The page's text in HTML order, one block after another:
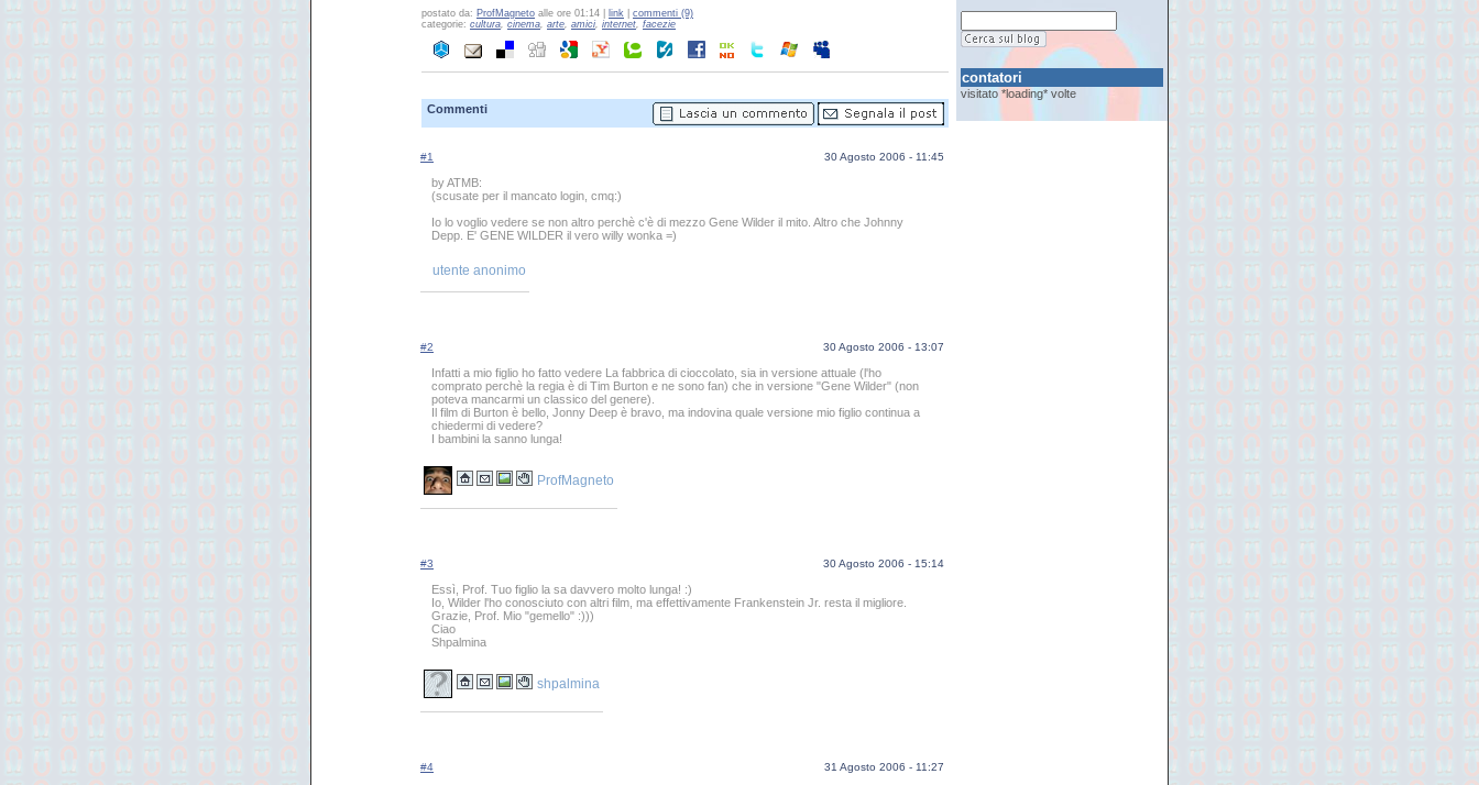
contatori
visitato *loading* volte
postato da: ProfMagneto alle ore 01:14 | link
commenti (9)
categorie: cultura cinema arte amici internet facezie
Commenti
#1 30 Agosto 2006 - 11:45
by ATMB:
(scusate per il mancato login, cmq:)
Io lo voglio vedere se non altro perchè c'è di mezzo Gene Wilder il mito. Altro che Johnny
Depp. E' GENE WILDER il vero willy wonka =)
utente anonimo
#2 30 Agosto 2006 - 13:07
Infatti a mio figlio ho fatto vedere La fabbrica di cioccolato, sia in versione attuale (l'ho
comprato perchè la regia è di Tim Burton e ne sono fan) che in versione "Gene Wilder" (non
poteva mancarmi un classico del genere).
Il film di Burton è bello, Jonny Deep è bravo, ma indovina quale versione mio figlio continua a
chiedermi di vedere?
I bambini la sanno lunga!
ProfMagneto
#3 30 Agosto 2006 - 15:14
Essì, Prof. Tuo figlio la sa davvero molto lunga! :)
Io, Wilder l'ho conosciuto con altri film, ma effettivamente Frankenstein Jr. resta il migliore.
Grazie, Prof. Mio "gemello" :)))
Ciao
Shpalmina
shpalmina
#4 31 Agosto 2006 - 11:27